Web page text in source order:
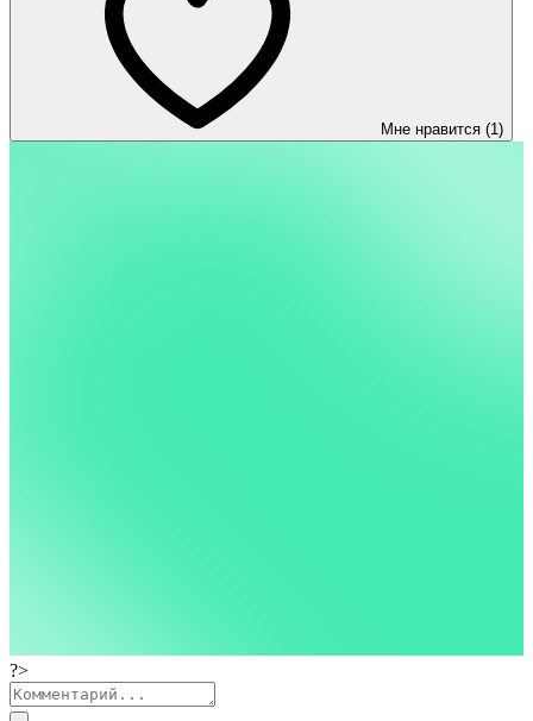
Мне нравится (1)
?>